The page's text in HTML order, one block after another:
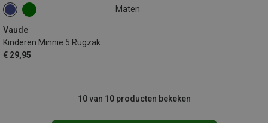
Maten
Vaude
Kinderen Minnie 5 Rugzak
€ 29,95
5L
10 van 10 producten bekeken